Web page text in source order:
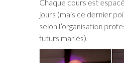
Chaque cours est
jours (mais ce dernier
selon l’organisation
futurs mariés).